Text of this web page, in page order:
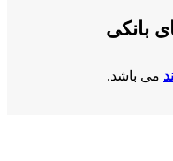
بانکی
می باشد.